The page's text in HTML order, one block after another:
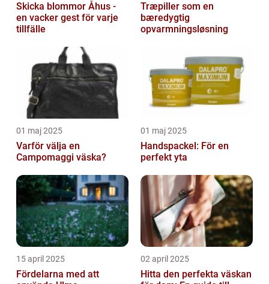
Skicka blommor Åhus -
en vacker gest för varje
tillfälle
Træpiller som en
bæredygtig
opvarmningsløsning
01 maj 2025
Varför välja en
Campomaggi väska?
01 maj 2025
Handspackel: För en
perfekt yta
15 april 2025
Fördelarna med att
02 april 2025
Hitta den perfekta väskan